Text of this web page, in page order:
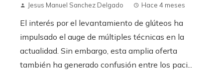
Jesus Manuel Sanchez Delgado Hace 4 meses
El interés por el levantamiento de glúteos ha
impulsado el auge de múltiples técnicas en la
actualidad. Sin embargo, esta amplia oferta
también ha generado confusión entre los paci...